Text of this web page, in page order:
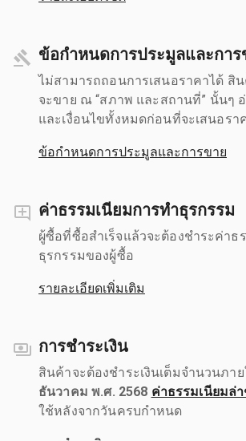
ข้อกำหนดการประมูลและการ
ไม่สามารถถอนการเสนอราคาได้ สิ
จะขาย ณ “สภาพ และสถานที่” นั้นๆ
และเงื่อนไขทั้งหมดก่อนที่จะเสนอรา
ข้อกำหนดการประมูลและการขาย
ค่าธรรมเนียมการทำธุรกรรม
ผู้ซื้อที่ซื้อสำเร็จแล้วจะต้องชำระค่าธ
ธุรกรรมของผู้ซื้อ
รายละเอียดเพิ่มเติม
การชำระเงิน
สินค้าจะต้องชำระเงินเต็มจำนวนภา
ธันวาคม พ.ศ. 2568 ค่าธรรมเนียมล่
ใช้หลังจากวันครบกำหนด